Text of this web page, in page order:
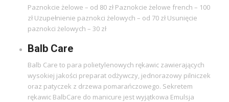
Paznokcie żelowe – od 80 zł Paznokcie żelowe french – 100
zł Uzupełnienie paznokci żelowych – od 70 zł Usunięcie
paznokci żelowych – 30 zł
Balb Care
Balb Care to para polietylenowych rękawic zawierających
wysokiej jakości preparat odżywczy, jednorazowy pilniczek
oraz patyczek z drzewa pomarańczowego. Sekretem
rękawic BalbCare do manicure jest wyjątkowa Emulsja